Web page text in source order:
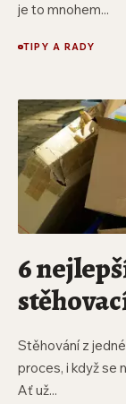
je to mnohem...
TIPY A RADY
6
Stěhování z
proces, i když se
Ať už...